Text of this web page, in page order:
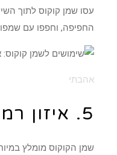
החפיפה, וחפפו עם שמפו
אהבתי
5. איזון רמות הסוכר בדם
שמן הקוקוס מומלץ